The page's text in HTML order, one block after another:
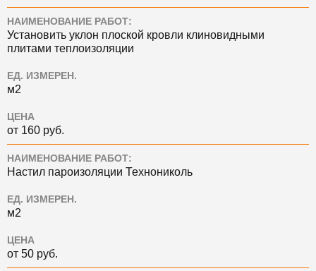
НАИМЕНОВАНИЕ РАБОТ:
Установить уклон плоской кровли клиновидными
плитами теплоизоляции
ЕД. ИЗМЕРЕН.
м2
ЦЕНА
от 160 руб.
НАИМЕНОВАНИЕ РАБОТ:
Настил пароизоляции Технониколь
ЕД. ИЗМЕРЕН.
м2
ЦЕНА
от 50 руб.